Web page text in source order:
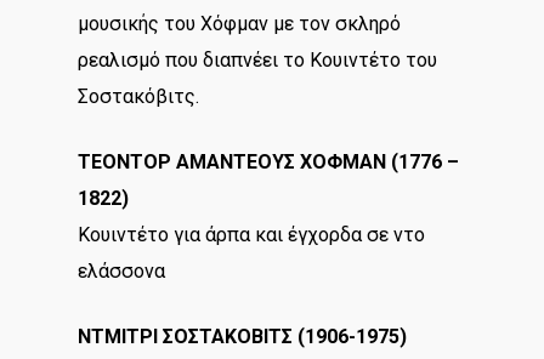
μουσικής του Χόφμαν με τον σκληρό
ρεαλισμό που διαπνέει το Κουιντέτο του
Σοστακόβιτς.
ΤΕΟΝΤΟΡ ΑΜΑΝΤΕΟΥΣ ΧΟΦΜΑΝ (1776 –
1822)
Κουιντέτο για άρπα και έγχορδα σε ντο
ελάσσονα
ΝΤΜΙΤΡΙ ΣΟΣΤΑΚΟΒΙΤΣ (1906-1975)